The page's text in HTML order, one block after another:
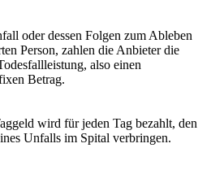
oder dessen Folgen zum Ableben
Person, zahlen die Anbieter die
also einen
Betrag.
wird für jeden Tag bezahlt, den
Unfalls im Spital verbringen.